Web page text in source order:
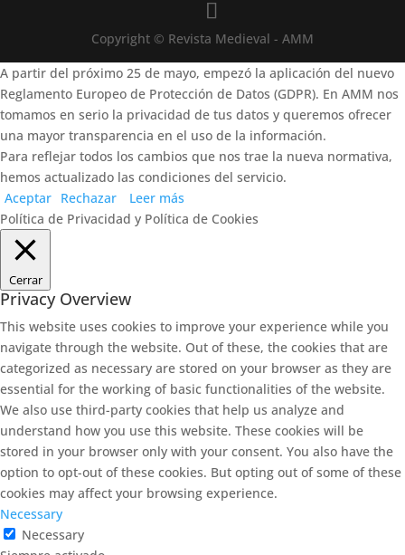
Copyright © Revista Medieval - AMM
A partir del próximo 25 de mayo, empezó la aplicación del nuevo
Reglamento Europeo de Protección de Datos (GDPR). En AMM nos
tomamos en serio la privacidad de tus datos y queremos ofrecer
una mayor transparencia en el uso de la información.
Para reflejar todos los cambios que nos trae la nueva normativa,
hemos actualizado las condiciones del servicio.
Aceptar Rechazar
Leer más
Política de Privacidad y Política de Cookies
Cerrar
Privacy Overview
This website uses cookies to improve your experience while you
navigate through the website. Out of these, the cookies that are
categorized as necessary are stored on your browser as they are
essential for the working of basic functionalities of the website.
We also use third-party cookies that help us analyze and
understand how you use this website. These cookies will be
stored in your browser only with your consent. You also have the
option to opt-out of these cookies. But opting out of some of these
cookies may affect your browsing experience.
Necessary
Necessary